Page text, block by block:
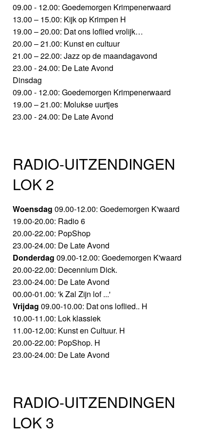
09.00 - 12.00: Goedemorgen Krimpenerwaard
13.00 – 15.00: Kijk op Krimpen H
19.00 – 20.00: Dat ons loflied vrolijk…
20.00 – 21.00: Kunst en cultuur
21.00 – 22.00: Jazz op de maandagavond
23.00 - 24.00: De Late Avond
Dinsdag
09.00 - 12.00: Goedemorgen Krimpenerwaard
19.00 – 21.00: Molukse uurtjes
23.00 - 24.00: De Late Avond
RADIO-UITZENDINGEN
LOK 2
Woensdag 09.00-12.00: Goedemorgen K'waard
19.00-20.00: Radio 6
20.00-22.00: PopShop
23.00-24.00: De Late Avond
Donderdag 09.00-12.00: Goedemorgen K'waard
20.00-22.00: Decennium Dick.
23.00-24.00: De Late Avond
00.00-01.00: 'k Zal Zijn lof ...'
Vrijdag 09.00-10.00: Dat ons loflied.. H
10.00-11.00: Lok klassiek
11.00-12.00: Kunst en Cultuur. H
20.00-22.00: PopShop. H
23.00-24.00: De Late Avond
RADIO-UITZENDINGEN
LOK 3